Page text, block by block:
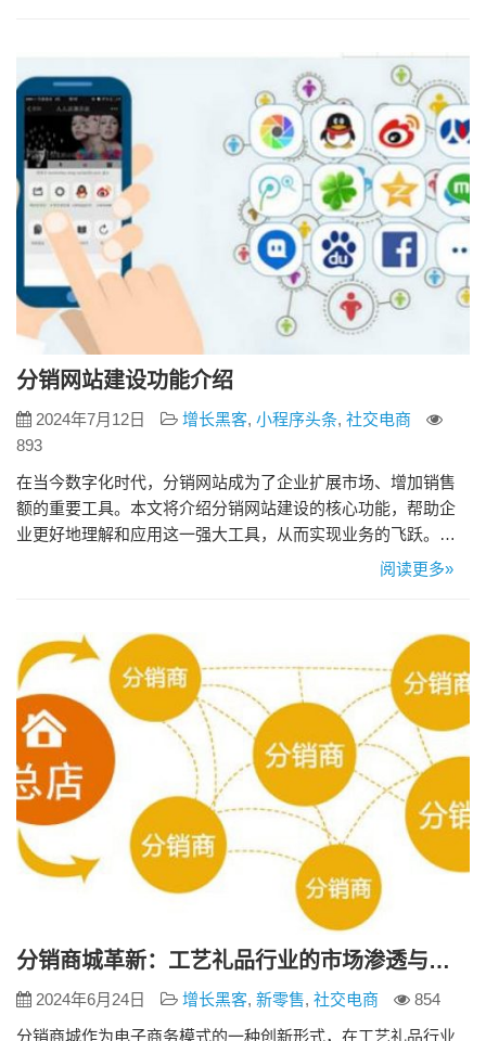
过网上商城分销系统，商家可以轻松地吸引和管理大量分销
商，这些分销商不仅可以…
分销网站建设功能介绍
2024年7月12日 增长黑客, 小程序头条, 社交电商
893
在当今数字化时代，分销网站成为了企业扩展市场、增加销售
额的重要工具。本文将介绍分销网站建设的核心功能，帮助企
业更好地理解和应用这一强大工具，从而实现业务的飞跃。
一、用户友好的界面设计 一个成功的分销网站，首先需要具备
观，更重要的是实用性和易操作性。一个良好的界面设计能够
有效地吸引用户，增加…
阅读更多»
分销商城革新：工艺礼品行业的市场渗透与销售网络建设新策略
2024年6月24日 增长黑客, 新零售, 社交电商
854
分销商城作为电子商务模式的一种创新形式，在工艺礼品行业